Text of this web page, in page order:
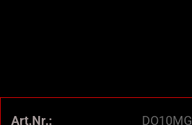
Art.Nr.:
DO10MG